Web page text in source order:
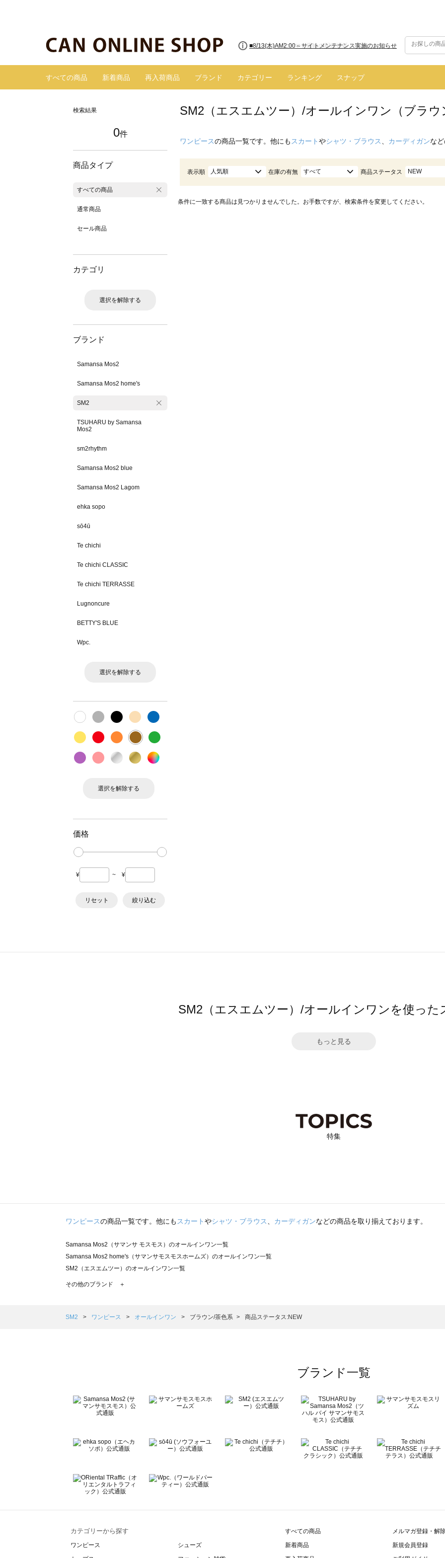
■8/13(木)AM2:00～サイトメンテナンス実施のお知らせ
すべての商品 新着商品 再入荷商品 ブランド カテゴリー ランキング スナップ
検索結果
0件
商品タイプ
すべての商品
通常商品
セール商品
カテゴリ
選択を解除する
ブランド
Samansa Mos2
Samansa Mos2 home's
SM2
TSUHARU by Samansa
Mos2
sm2rhythm
Samansa Mos2 blue
Samansa Mos2 Lagom
ehka sopo
sō4ū
Te chichi
Te chichi CLASSIC
Te chichi TERRASSE
Lugnoncure
BETTY'S BLUE
Wpc.
選択を解除する
選択を解除する
価格
¥ ~ ¥
リセット 絞り込む
SM2（エスエムツー）/オールインワン（ブラウ
ワンピースの商品一覧です。他にも スカートやシャツ・ブラウス カーディガンな
表示順 人気順 在庫の有無 すべて 商品ステータス NEW
条件に一致する商品は見つかりませんでした。お手数ですが、検索条件を変更してください。
SM2（エスエムツー）/オールインワンを使った
もっと見る
特集
ワンピースの商品一覧です。他にも スカートやシャツ・ブラウス カーディガンなどの商品を取り揃えております。
Samansa Mos2（サマンサ モスモス）のオールインワン一覧
Samansa Mos2 home's（サマンサモスモスホームズ）のオールインワン一覧
SM2（エスエムツー）のオールインワン一覧
TSUHARU by Samansa Mos2（ツハルバイサマンサモスモス）のオールインワン一覧
Samansa Mos2 Lagom（サマンサモスモス ラーゴム）のオールインワン一覧
BETTY'S BLUE（べティーズブルー）のオールインワン一覧
Wpc.（ワールドパーティー）のオールインワン一覧
その他のブランド ＋
SM2 ワンピース オールインワン ブラウン/茶色系 商品ステータス:NEW
ブランド一覧
カテゴリーから探す
ワンピース
シューズ
すべての商品
新着商品
メルマガ登録・解
新規会員登録